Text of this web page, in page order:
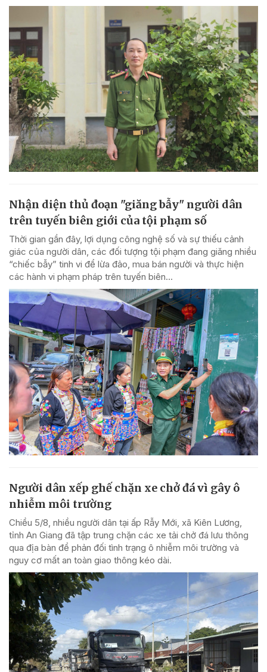
Nhận diện thủ đoạn "giăng bẫy" người dân
trên tuyến biên giới của tội phạm số
Thời gian gần đây, lợi dụng công nghệ số và sự thiếu cảnh
giác của người dân, các đối tượng tội phạm đang giăng nhiều
“chiếc bẫy” tinh vi để lừa đảo, mua bán người và thực hiện
các hành vi phạm pháp trên tuyến biên...
Người dân xếp ghế chặn xe chở đá vì gây ô
nhiễm môi trường
Chiều 5/8, nhiều người dân tại ấp Rẫy Mới, xã Kiên Lương,
tỉnh An Giang đã tập trung chặn các xe tải chở đá lưu thông
qua địa bàn để phản đối tình trạng ô nhiễm môi trường và
nguy cơ mất an toàn giao thông kéo dài.